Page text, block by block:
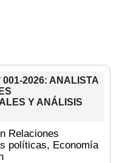
001-2026: ANALISTA
Y ANÁLISIS
Relaciones
políticas, Economía